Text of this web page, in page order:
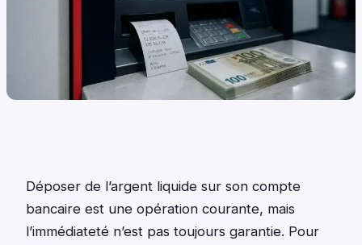
Déposer de l’argent liquide sur son compte
bancaire est une opération courante, mais
l’immédiateté n’est pas toujours garantie. Pour